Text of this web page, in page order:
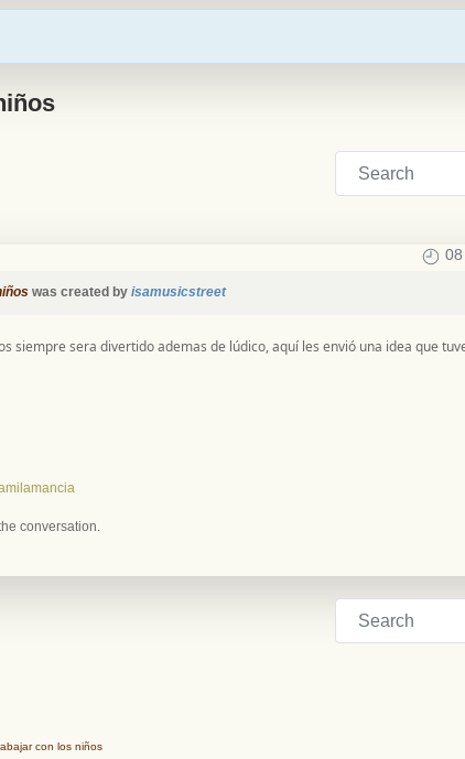
was created by isamusicstreet
siempre sera divertido ademas de lúdico, aquí les envió una idea que
conversation.
con los niños